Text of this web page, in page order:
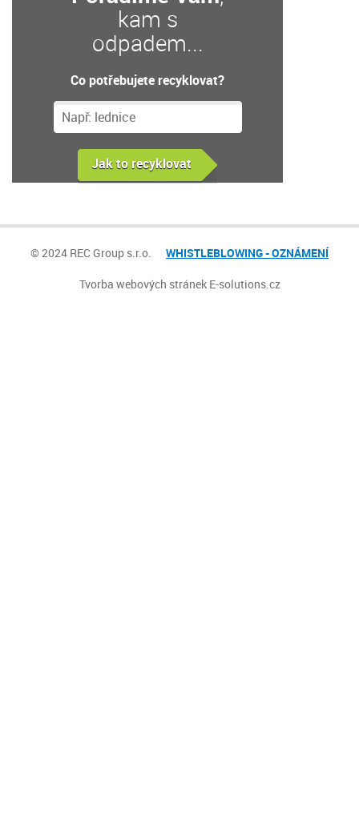
kam s
odpadem...
Co potřebujete recyklovat?
© 2024 REC Group s.r.o. WHISTLEBLOWING - OZNÁMENÍ
Tvorba webových stránekE-solutions.cz